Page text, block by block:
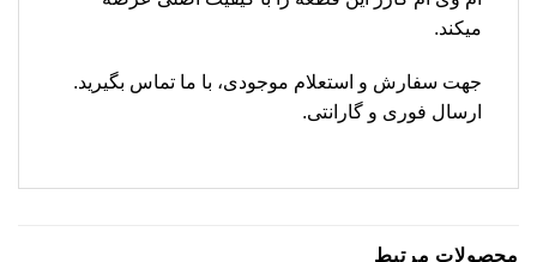
میکند.
جهت سفارش و استعلام موجودی، با ما تماس بگیرید.
ارسال فوری و گارانتی.
محصولات مرتبط